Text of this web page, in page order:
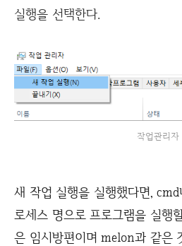
실행을 선택한다.
작업관리자
새 작업 실행을 실행했다면,
로세스 명으로 프로그램을 실행
은 임시방편이며 melon과 같은